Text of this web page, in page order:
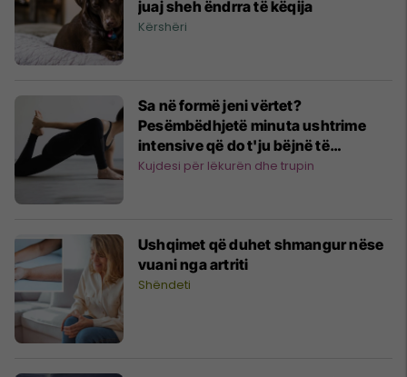
juaj sheh ëndrra të këqija
Kërshëri
Sa në formë jeni vërtet?
Pesëmbëdhjetë minuta ushtrime
intensive që do t'ju bëjnë të
djersiteni
Kujdesi për lëkurën dhe trupin
Ushqimet që duhet shmangur nëse
vuani nga artriti
Shëndeti